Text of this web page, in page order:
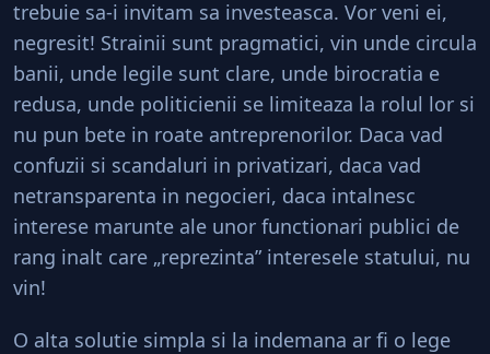
trebuie sa-i invitam sa investeasca. Vor veni ei,
negresit! Strainii sunt pragmatici, vin unde circula
banii, unde legile sunt clare, unde birocratia e
redusa, unde politicienii se limiteaza la rolul lor si
nu pun bete in roate antreprenorilor. Daca vad
confuzii si scandaluri in privatizari, daca vad
netransparenta in negocieri, daca intalnesc
interese marunte ale unor functionari publici de
rang inalt care „reprezinta” interesele statului, nu
vin!
O alta solutie simpla si la indemana ar fi o lege